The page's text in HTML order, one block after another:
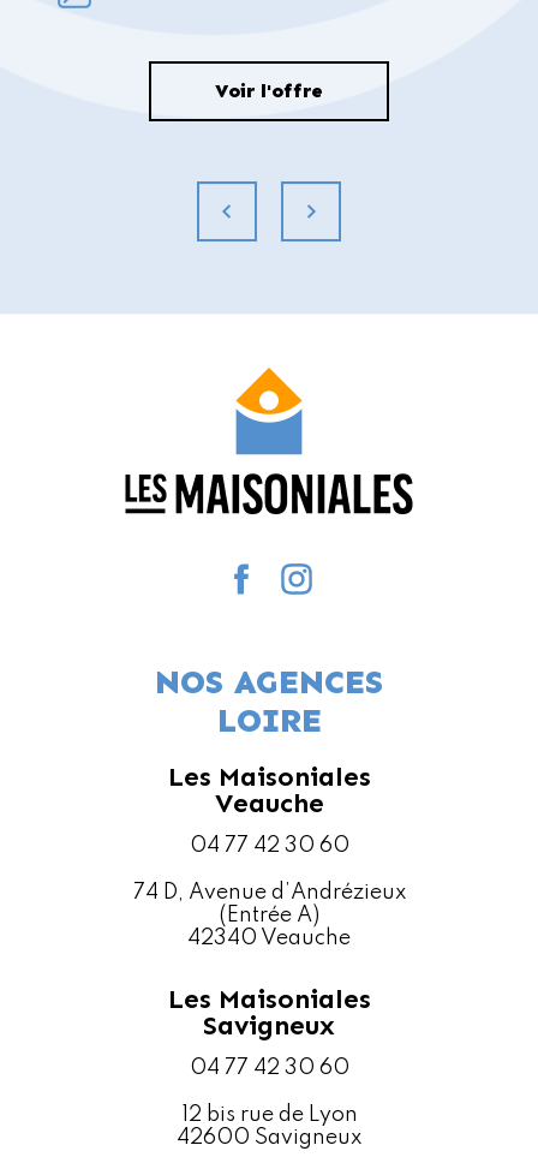
contractuelles.
préavis. Le prix final peut varier en fonction
Voir l'offre
NOS AGENCES
LOIRE
Les Maisoniales
Veauche
04 77 42 30 60
74 D, Avenue d’Andrézieux
(Entrée A)
42340 Veauche
Les Maisoniales
Savigneux
04 77 42 30 60
12 bis rue de Lyon
42600 Savigneux